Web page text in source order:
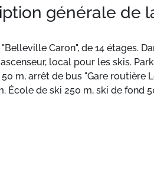
générale de
"Belleville Caron", de 14 étages.
local pour les skis.
m, arrêt de bus "Gare routière
École de ski 250 m, ski de fond
proposés à la location dans